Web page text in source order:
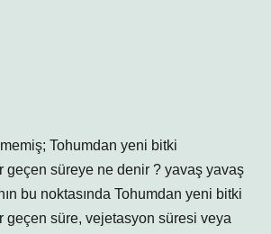
Tohumdan yeni bitki
geçen süreye ne denir ? yavaş yavaş
bu noktasında Tohumdan yeni bitki
geçen süre, vejetasyon süresi veya